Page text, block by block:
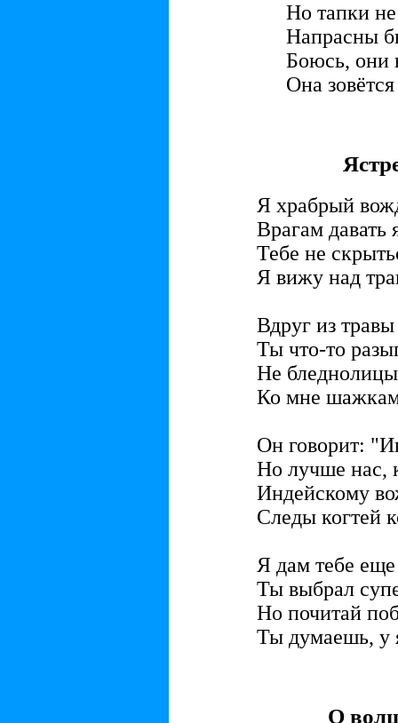
Но тапки
Напрасны
Боюсь, они
Она
Я храбрый
Врагам давать
Тебе не
Я вижу над
Вдруг из
Ты что-то
Не
Ко мне
Он говорит:
Но лучше нас,
Индейскому
Следы когтей
Я дам тебе еще
Ты выбрал
Но почитай
Ты думаешь, у
О